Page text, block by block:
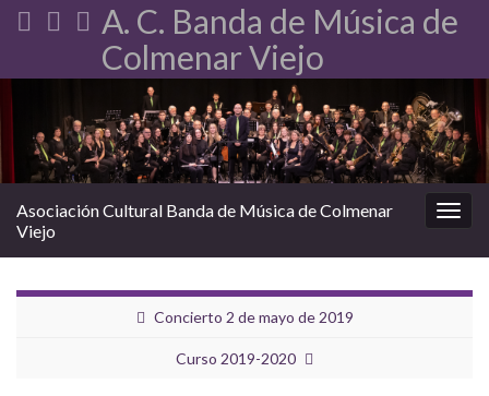
A. C. Banda de Música de
Colmenar Viejo
Asociación Cultural Banda de Música de Colmenar
Viejo
Concierto 2 de mayo de 2019
Curso 2019-2020